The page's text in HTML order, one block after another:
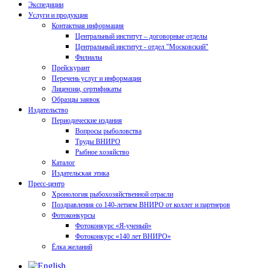
Экспедиции
Услуги и продукция
Контактная информация
Центральный институт – договорные отделы
Центральный институт - отдел "Московский"
Филиалы
Прейскурант
Перечень услуг и информация
Лицензии, сертификаты
Образцы заявок
Издательство
Периодические издания
Вопросы рыболовства
Труды ВНИРО
Рыбное хозяйство
Каталог
Издательская этика
Пресс-центр
Хронология рыбохозяйственной отрасли
Поздравления со 140-летием ВНИРО от коллег и партнеров
Фотоконкурсы
Фотоконкурс «Я-ученый»
Фотоконкурс «140 лет ВНИРО»
Ёлка желаний